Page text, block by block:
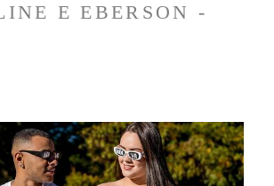
E EBERSON -